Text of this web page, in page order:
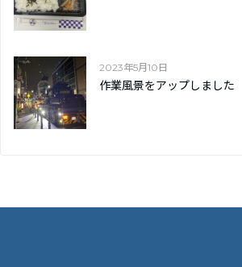
2023年5月10日
作業風景をアップしました